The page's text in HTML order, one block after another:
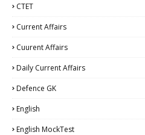
CTET
Current Affairs
Cuurent Affairs
Daily Current Affairs
Defence GK
English
English MockTest